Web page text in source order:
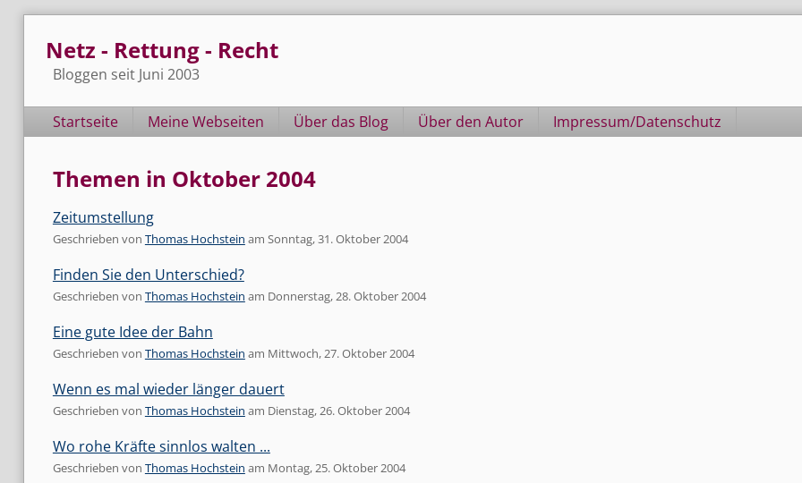
Netz - Rettung - Recht
Bloggen seit Juni 2003
Navigation
Startseite Meine Webseiten Über das Blog Über den Autor Impressum/Datenschutz
Themen in Oktober 2004
Zeitumstellung
Geschrieben von Thomas Hochstein am Sonntag, 31. Oktober 2004
Finden Sie den Unterschied?
Geschrieben von Thomas Hochstein am Donnerstag, 28. Oktober 2004
Eine gute Idee der Bahn
Geschrieben von Thomas Hochstein am Mittwoch, 27. Oktober 2004
Wenn es mal wieder länger dauert
Geschrieben von Thomas Hochstein am Dienstag, 26. Oktober 2004
Wo rohe Kräfte sinnlos walten ...
Geschrieben von Thomas Hochstein am Montag, 25. Oktober 2004